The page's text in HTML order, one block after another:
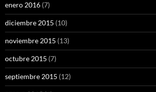
enero 2016 (7)
diciembre 2015 (10)
noviembre 2015 (13)
octubre 2015 (7)
septiembre 2015 (12)